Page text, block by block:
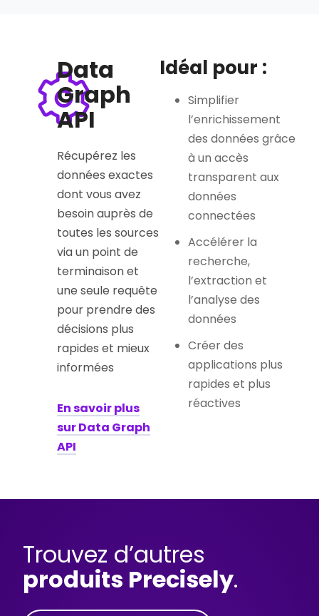
Data
Graph
API
Récupérez les
données exactes
dont vous avez
besoin auprès de
toutes les sources
via un point de
terminaison et
une seule requête
pour prendre des
décisions plus
rapides et mieux
informées
En savoir plus
sur Data Graph
API
Idéal pour :
Simplifier
l’enrichissement
des données grâce
à un accès
transparent aux
données
connectées
Accélérer la
recherche,
l’extraction et
l’analyse des
données
Créer des
applications plus
rapides et plus
réactives
Trouvez d’autres
produits Precisely.